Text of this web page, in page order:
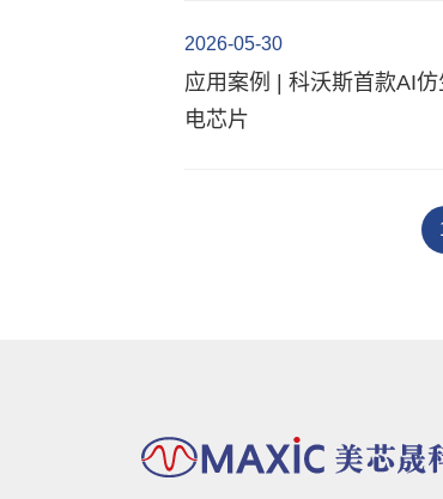
2026-05-30
应用案例 | 科沃斯首款AI
电芯片